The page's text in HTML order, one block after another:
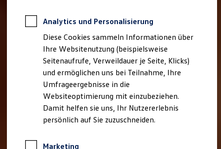
Professional Class bei Volkswagen
Behörden
Direktkunden
Sonderfahrzeuge
Anpfiff zum Gewinn
Elektromobilität
Elektroautos
ID. Tutorials
Elektrofahrzeugkonzepte
ID. EVERY1
Reichweite
Rekuperation
Analytics und Personalisierung
Diese Cookies sammeln Informationen über
Ihre Websitenutzung (beispielsweise
Seitenaufrufe, Verweildauer je Seite, Klicks)
und ermöglichen uns bei Teilnahme, Ihre
Umfrageergebnisse in die
Websiteoptimierung mit einzubeziehen.
Damit helfen sie uns, Ihr Nutzererlebnis
persönlich auf Sie zuzuschneiden.
Marketing